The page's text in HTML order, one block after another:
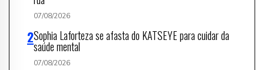
07/08/2026
Sophia Laforteza se afasta do KATSEYE para cuidar da
saúde mental
07/08/2026